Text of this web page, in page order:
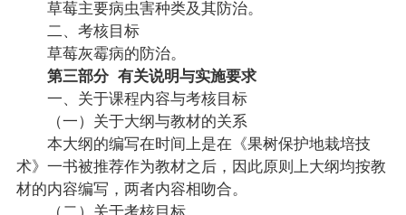
草莓主要病虫害种类及其防治。
二、考核目标
草莓灰霉病的防治。
第三部分 有关说明与实施要求
一、关于课程内容与考核目标
（一）关于大纲与教材的关系
本大纲的编写在时间上是在《果树保护地栽培技
术》一书被推荐作为教材之后，因此原则上大纲均按教
材的内容编写，两者内容相吻合。
（二）关于考核目标